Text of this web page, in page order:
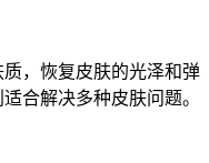
，恢复皮肤的光泽和弹
合解决多种皮肤问题。